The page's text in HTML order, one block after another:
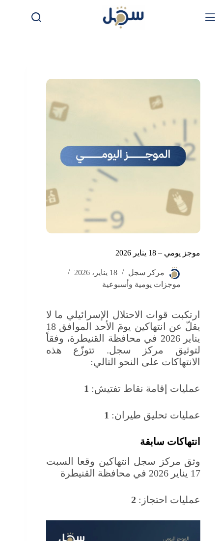
إلى
المحتوى
موجز يومي – 18 يناير 2026
مركز سجل
18 يناير، 2026
موجزات يومية وأسبوعية
ارتكبت قوات الاحتلال الإسرائيلي ما لا
يقلّ عن انتهاكين يومَ الأحد الموافق 18
يناير 2026 في محافظة القنيطرة، وفقاً
لتوثيق مركز سجل. تتوزّع هذه
الانتهاكات على النحو التالي:
عمليات إقامة نقاط تفتيش: 1
عمليات تحليق طيران: 1
انتهاكات سابقة
وثق مركز سجل انتهاكين وقعا السبت
17 يناير 2026 في محافظة القنيطرة
عمليات احتجاز: 2